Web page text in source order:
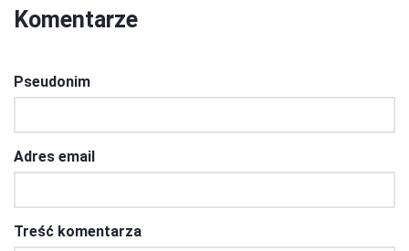
Komentarze
Pseudonim
Adres email
Treść komentarza